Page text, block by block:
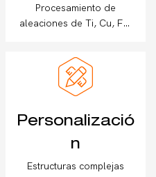
Procesamiento de
aleaciones de Ti, Cu, Fe,
Personalizació
n
Estructuras complejas